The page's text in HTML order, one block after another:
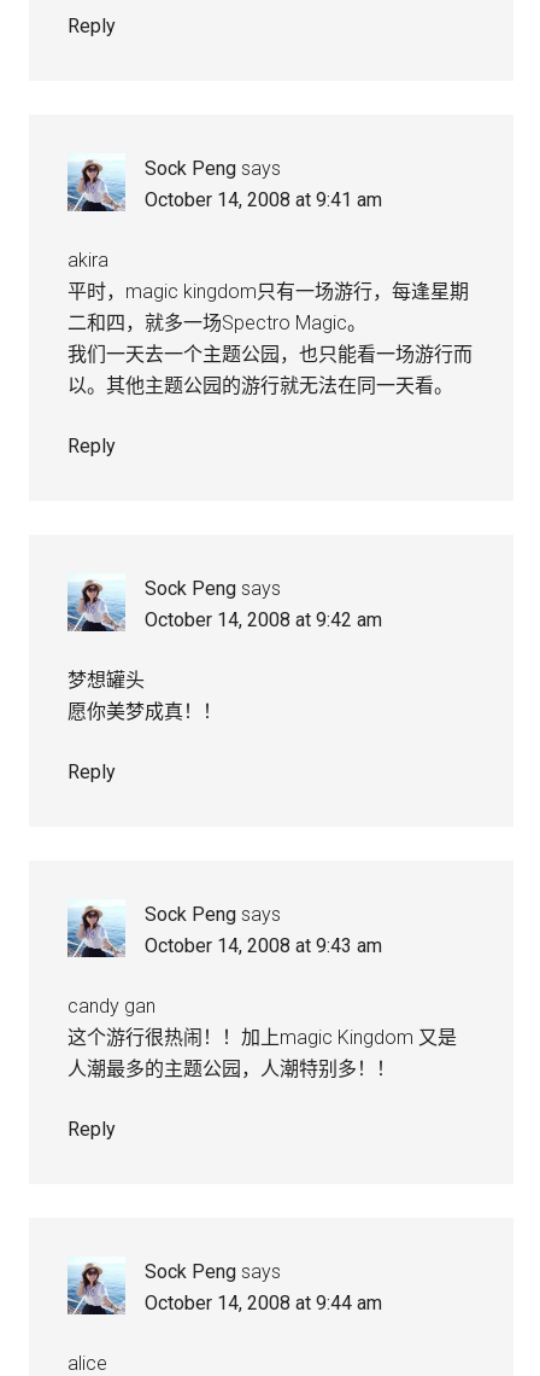
Reply
Sock Peng says
October 14, 2008 at 9:41 am
akira
平时，magic kingdom只有一场游行，每逢星期
二和四，就多一场Spectro Magic。
我们一天去一个主题公园，也只能看一场游行而
以。其他主题公园的游行就无法在同一天看。
Reply
Sock Peng says
October 14, 2008 at 9:42 am
梦想罐头
愿你美梦成真！！
Reply
Sock Peng says
October 14, 2008 at 9:43 am
candy gan
这个游行很热闹！！加上magic Kingdom 又是
人潮最多的主题公园，人潮特别多！！
Reply
Sock Peng says
October 14, 2008 at 9:44 am
alice